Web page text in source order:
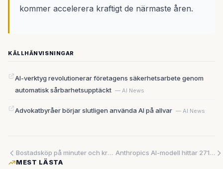
kommer accelerera kraftigt de närmaste åren.
KÄLLHÄNVISNINGAR
AI-verktyg revolutionerar företagens säkerhetsarbete genom
automatisk sårbarhetsupptäckt — AI News
Advokatbyråer börjar slutligen använda AI på allvar — AI News
Bostadsköp på minuter och kryptovalutabetalningar – så förändras bankbranschen globalt
Anthropics AI-modell hittar 271 säkerhetsbrister i Firefox på rekordtid – men kan även skapa nya hot
MEST LÄSTA